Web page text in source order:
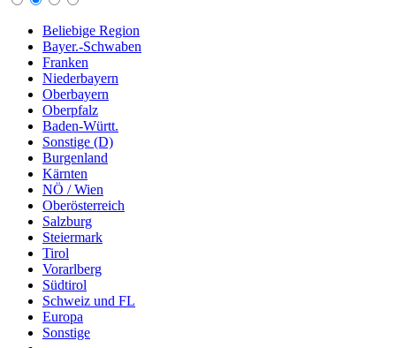
Beliebige Region
Bayer.-Schwaben
Franken
Niederbayern
Oberbayern
Oberpfalz
Baden-Württ.
Sonstige (D)
Burgenland
Kärnten
NÖ / Wien
Oberösterreich
Salzburg
Steiermark
Tirol
Vorarlberg
Südtirol
Schweiz und FL
Europa
Sonstige